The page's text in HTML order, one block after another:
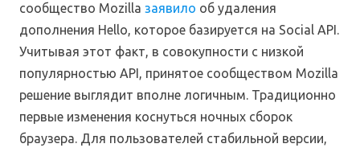
сообщество Mozilla заявило об удаления
дополнения Hello, которое базируется на Social API.
Учитывая этот факт, в совокупности с низкой
популярностью API, принятое сообществом Mozilla
решение выглядит вполне логичным. Традиционно
первые изменения коснуться ночных сборок
браузера. Для пользователей стабильной версии,